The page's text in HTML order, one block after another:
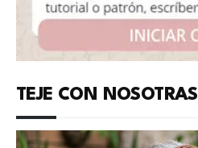
TEJE CON NOSOTRAS